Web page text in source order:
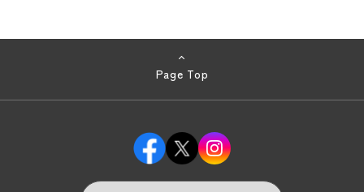
Page Top